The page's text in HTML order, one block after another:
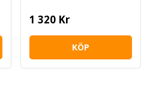
1 320 Kr
KÖP